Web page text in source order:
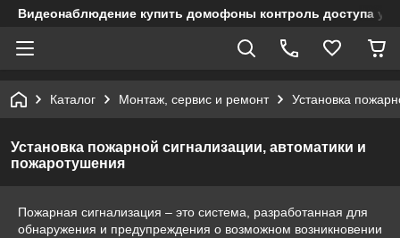
Видеонаблюдение купить домофоны контроль доступа
Каталог Монтаж, сервис и ремонт Установка
Установка пожарной сигнализации, автоматики и
пожаротушения
Пожарная сигнализация – это система, разработанная для
обнаружения и предупреждения о возможном возникновении